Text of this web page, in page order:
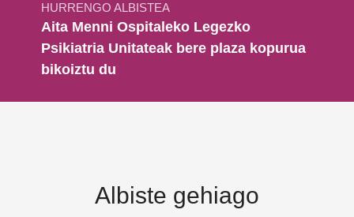
HURRENGO ALBISTEA
Aita Menni Ospitaleko Legezko
Psikiatria Unitateak bere plaza kopurua
bikoiztu du
Albiste gehiago